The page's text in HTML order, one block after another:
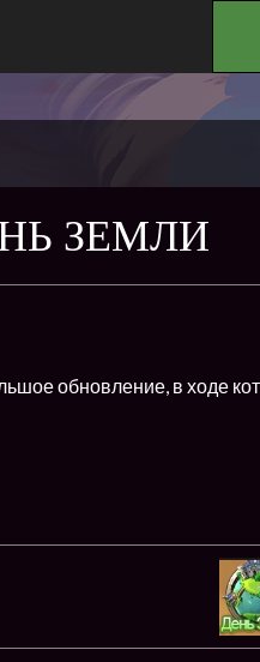
ЗЕМЛИ
обновление, в ходе